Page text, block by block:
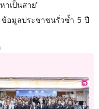
าเป็นสาย’
ข้อมูลประชาชนรั่วซ้ำ 5 ปี